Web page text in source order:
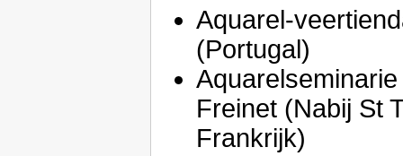
Aquarel-
(Portugal)
Freinet (Nabij St
Frankrijk)